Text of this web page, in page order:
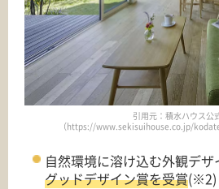
引用元：積水ハウス公
（https://www.sekisuihouse.co.jp/
自然環境に溶け込む外観デザ
グッドデザイン賞を受賞(※2)